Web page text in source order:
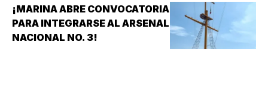
¡MARINA ABRE CONVOCATORIA
PARA INTEGRARSE AL ARSENAL
NACIONAL NO. 3!